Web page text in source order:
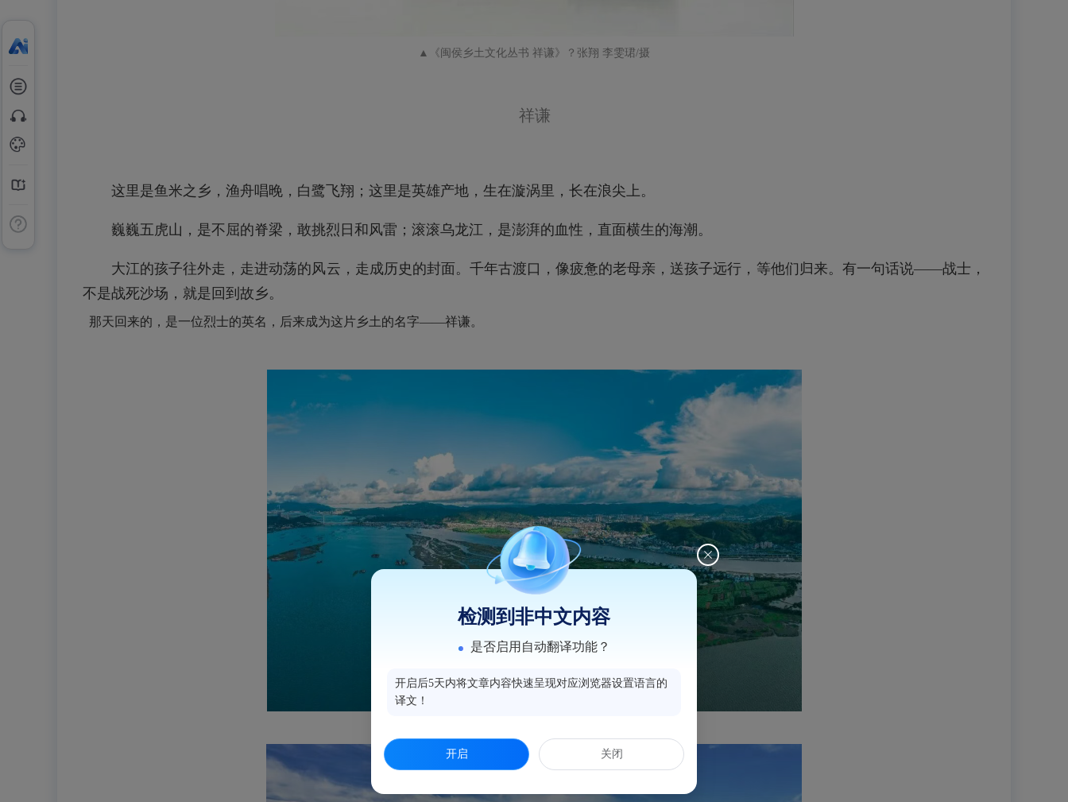
▲ 《闽侯乡土文化丛书 祥谦 》 ？张翔 李雯珺/摄
祥谦
这里是鱼米之乡，渔舟唱晚，白鹭飞翔；这里是英雄产地，生在漩涡里，长在浪尖上。
巍巍五虎山，是不屈的脊梁，敢挑烈日和风雷；滚滚乌龙江，是澎湃的血性，直面横生的海潮。
大江的孩子往外走，走进动荡的风云，走成历史的封面。千年古渡口，像疲惫的老母亲，送孩子远行，等他们归来。有一句话说——战士，
不是战死沙场，就是回到故乡。
那天回来的，是一位烈士的英名，后来成为这片乡土的名字——祥谦。
检测到非中文内容
是否启用自动翻译功能？
开启后5天内将文章内容快速呈现对应浏览器设置语言的
译文！
开启 关闭